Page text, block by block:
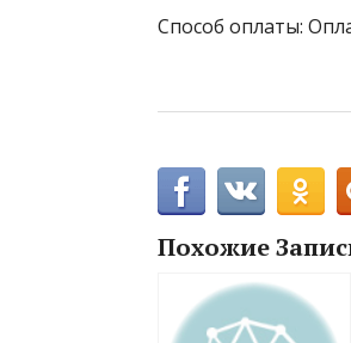
Способ оплаты:
Похожие